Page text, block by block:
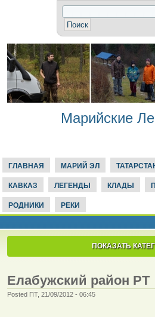
Марийские
ГЛАВНАЯ МАРИЙ ЭЛ
КАВКАЗ ЛЕГЕНДЫ КЛАДЫ
РОДНИКИ РЕКИ
ПОКАЗАТЬ
Елабужский район РТ
Posted ПТ, 21/09/2012 - 06:45